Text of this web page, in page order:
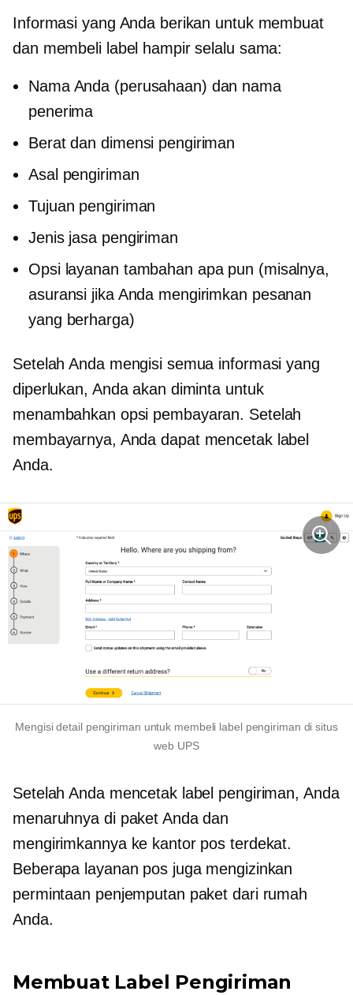
Informasi yang Anda berikan untuk membuat
dan membeli label hampir selalu sama:
Nama Anda (perusahaan) dan nama
penerima
Berat dan dimensi pengiriman
Asal pengiriman
Tujuan pengiriman
Jenis jasa pengiriman
Opsi layanan tambahan apa pun (misalnya,
asuransi jika Anda mengirimkan pesanan
yang berharga)
Setelah Anda mengisi semua informasi yang
diperlukan, Anda akan diminta untuk
menambahkan opsi pembayaran. Setelah
membayarnya, Anda dapat mencetak label
Anda.
Mengisi detail pengiriman untuk membeli label pengiriman di situs
web UPS
Setelah Anda mencetak label pengiriman, Anda
menaruhnya di paket Anda dan
mengirimkannya ke kantor pos terdekat.
Beberapa layanan pos juga mengizinkan
permintaan penjemputan paket dari rumah
Anda.
Membuat Label Pengiriman